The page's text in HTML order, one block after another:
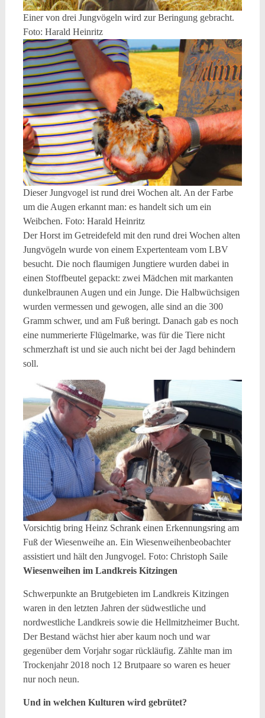
Einer von drei Jungvögeln wird zur Beringung gebracht.
Foto: Harald Heinritz
Dieser Jungvogel ist rund drei Wochen alt. An der Farbe
um die Augen erkannt man: es handelt sich um ein
Weibchen. Foto: Harald Heinritz
Der Horst im Getreidefeld mit den rund drei Wochen alten
Jungvögeln wurde von einem Expertenteam vom LBV
besucht. Die noch flaumigen Jungtiere wurden dabei in
einen Stoffbeutel gepackt: zwei Mädchen mit markanten
dunkelbraunen Augen und ein Junge. Die Halbwüchsigen
wurden vermessen und gewogen, alle sind an die 300
Gramm schwer, und am Fuß beringt. Danach gab es noch
eine nummerierte Flügelmarke, was für die Tiere nicht
schmerzhaft ist und sie auch nicht bei der Jagd behindern
soll.
Vorsichtig bring Heinz Schrank einen Erkennungsring am
Fuß der Wiesenweihe an. Ein Wiesenweihenbeobachter
assistiert und hält den Jungvogel. Foto: Christoph Saile
Wiesenweihen im Landkreis Kitzingen
Schwerpunkte an Brutgebieten im Landkreis Kitzingen
waren in den letzten Jahren der südwestliche und
nordwestliche Landkreis sowie die Hellmitzheimer Bucht.
Der Bestand wächst hier aber kaum noch und war
gegenüber dem Vorjahr sogar rückläufig. Zählte man im
Trockenjahr 2018 noch 12 Brutpaare so waren es heuer
nur noch neun.
Und in welchen Kulturen wird gebrütet?